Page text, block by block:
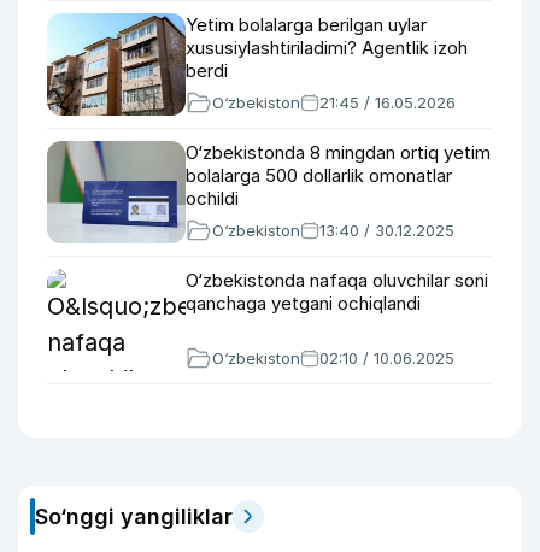
Yetim bolalarga berilgan uylar
xususiylashtiriladimi? Agentlik izoh
berdi
O‘zbekiston 21:45 / 16.05.2026
O‘zbekistonda 8 mingdan ortiq yetim
bolalarga 500 dollarlik omonatlar
ochildi
O‘zbekiston 13:40 / 30.12.2025
O‘zbekistonda nafaqa oluvchilar soni
qanchaga yetgani ochiqlandi
O‘zbekiston 02:10 / 10.06.2025
So‘nggi yangiliklar